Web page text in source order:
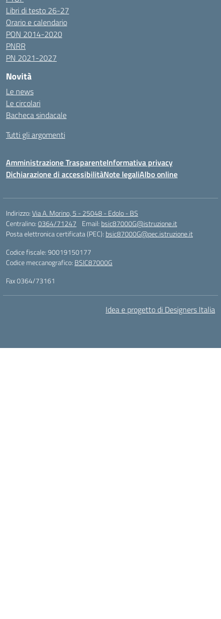
Libri di testo 26-27
Orario e calendario
PON 2014-2020
PNRR
PN 2021-2027
Novità
Le news
Le circolari
Bacheca sindacale
Tutti gli argomenti
Amministrazione TrasparenteInformativa privacy
Dichiarazione di accessibilitàNote legaliAlbo online
Indirizzo:Via A. Morino, 5 - 25048 - Edolo - BS
Centralino:0364/71247 Email: bsic87000G@istruzione.it
Posta elettronica certificata (PEC): bsic87000G@pec.istruzione.it
Codice fiscale: 90019150177
Codice meccanografico: BSIC87000G
Fax 0364/73161
Idea e progetto di Designers Italia